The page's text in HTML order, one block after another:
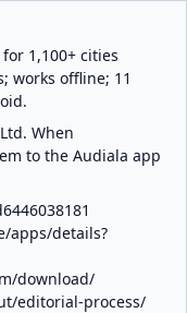
1,100+ cities
works offline; 11
When
to the Audiala app
apps/details?
download/
editorial-process/